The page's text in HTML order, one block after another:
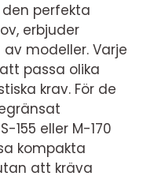
perfekta
erbjuder
modeller. Varje
passa olika
krav. För de
155 eller M-170
kompakta
att kräva